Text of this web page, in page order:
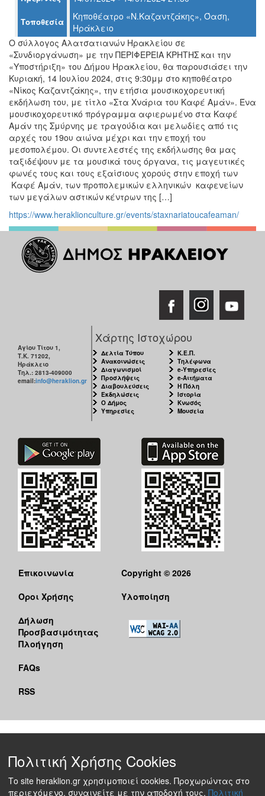
ΤΟΠΟΣ
ΔΗΜΟΣ
ΠΟΛΙΤΙΣΜΟΣ
ΑΝΘΕΚΤΙΚΗ
ΠΟΛΗ
Τοποθεσία
Κηποθέατρο «Ν.Καζαντζάκης», Όαση,
Ηράκλειο
Ο σύλλογος Αλατσατιανών Ηρακλείου σε
«Συνδιοργάνωση» με την ΠΕΡΙΦΕΡΕΙΑ ΚΡΗΤΗΣ και την
«Υποστήριξη» του Δήμου Ηρακλείου, θα παρουσιάσει την
Κυριακή, 14 Ιουλίου 2024, στις 9:30μμ στο κηποθέατρο
«Νίκος Καζαντζάκης», την ετήσια μουσικοχορευτική
εκδήλωση του, με τίτλο «Στα Χνάρια του Καφέ Αμάν». Ένα
μουσικοχορευτικό πρόγραμμα αφιερωμένο στα Καφέ
Αμάν της Σμύρνης με τραγούδια και μελωδίες από τις
αρχές του 19ου αιώνα μέχρι και την εποχή του
μεσοπολέμου. Οι συντελεστές της εκδήλωσης θα μας
ταξιδέψουν με τα μουσικά τους όργανα, τις μαγευτικές
φωνές τους και τους εξαίσιους χορούς στην εποχή των
Καφέ Αμάν, των προπολεμικών ελληνικών καφενείων
των μεγάλων αστικών κέντρων της […]
https://www.heraklionculture.gr/events/staxnariatoucafeaman/
Αγίου Τίτου 1,
Τ.Κ. 71202,
Ηράκλειο
Τηλ.: 2813-409000
email:info@heraklion.gr
Χάρτης Ιστοχώρου
Δελτία Τύπου
Ανακοινώσεις
Διαγωνισμοί
Προσλήψεις
Διαβουλεύσεις
Εκδηλώσεις
Ο Δήμος
Υπηρεσίες
Κ.Ε.Π.
Τηλέφωνα
e-Υπηρεσίες
e-Αιτήματα
Η Πόλη
Ιστορία
Κνωσός
Μουσεία
Επικοινωνία
Όροι Χρήσης
Δήλωση
Προσβασιμότητας
Πλοήγηση
FAQs
RSS
Copyright © 2026
Υλοποίηση
Πολιτική Χρήσης Cookies
Το site heraklion.gr χρησιμοποιεί cookies. Προχωρώντας στο
περιεχόμενο, συναινείτε με την αποδοχή τους. Πολιτική